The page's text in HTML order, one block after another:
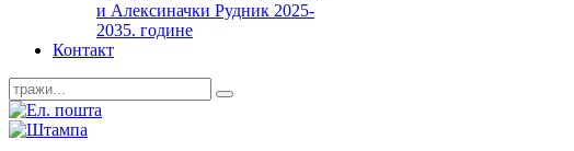
и Алексиначки Рудник 2025-
2035. године
Контакт